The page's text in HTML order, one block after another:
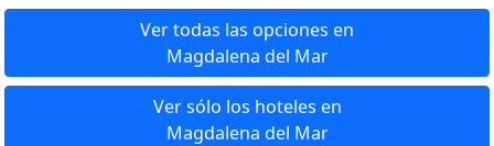
Ver todas las opciones en
Magdalena del Mar
Ver sólo los hoteles en
Magdalena del Mar